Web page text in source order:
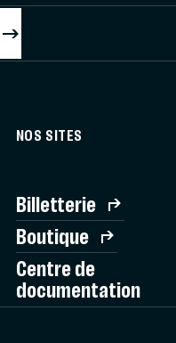
NOS SITES
Billetterie
Boutique
Centre de
documentation